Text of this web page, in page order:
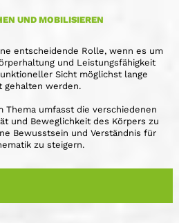
UND MOBILISIEREN
entscheidende Rolle, wenn es um
und Leistungsfähigkeit
Sicht möglichst lange
gehalten werden.
Thema umfasst die verschiedenen
und Beweglichkeit des Körpers zu
Bewusstsein und Verständnis für
zu steigern.